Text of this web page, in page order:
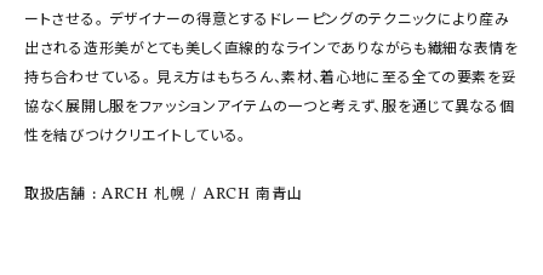
CONTENTS
SHOP
INFORMATION
ご利用ガイド
ートさせる。 デザイナーの得意とするドレーピングのテクニックにより産み
出される造形美がとても美しく直線的なラインでありながらも繊細な表情を
持ち合わせている。 見え方はもちろん、素材、着心地に至る全ての要素を妥
協なく展開し服をファッションアイテムの一つと考えず、服を通じて異なる個
性を結びつけクリエイトしている。
取扱店舗 : ARCH 札幌 / ARCH 南青山